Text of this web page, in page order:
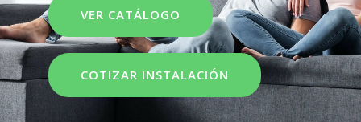
VER CATÁLOGO
COTIZAR INSTALACIÓN